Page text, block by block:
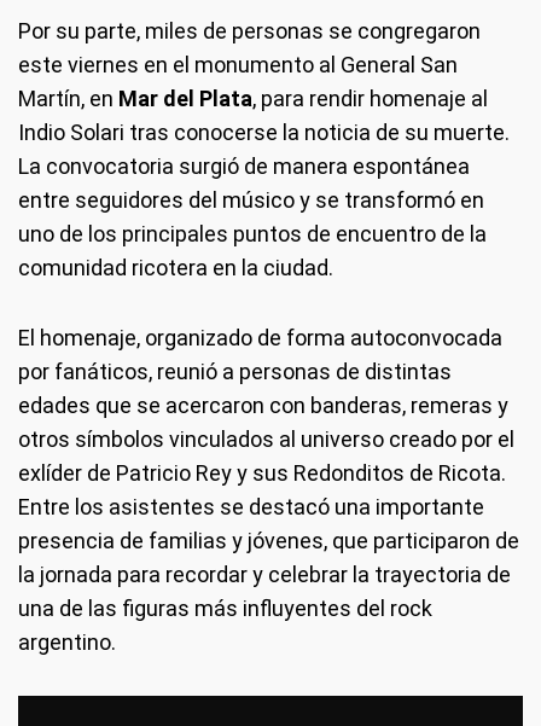
Por su parte, miles de personas se congregaron
este viernes en el monumento al General San
Martín, en Mar del Plata, para rendir homenaje al
Indio Solari tras conocerse la noticia de su muerte.
La convocatoria surgió de manera espontánea
entre seguidores del músico y se transformó en
uno de los principales puntos de encuentro de la
comunidad ricotera en la ciudad.
El homenaje, organizado de forma autoconvocada
por fanáticos, reunió a personas de distintas
edades que se acercaron con banderas, remeras y
otros símbolos vinculados al universo creado por el
exlíder de Patricio Rey y sus Redonditos de Ricota.
Entre los asistentes se destacó una importante
presencia de familias y jóvenes, que participaron de
la jornada para recordar y celebrar la trayectoria de
una de las figuras más influyentes del rock
argentino.